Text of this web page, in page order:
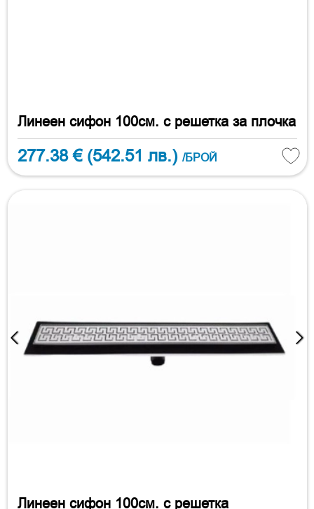
Линеен сифон 100см. с решетка за плочка
277.38 € (542.51 лв.) /БРОЙ
Линеен сифон 100см. с решетка